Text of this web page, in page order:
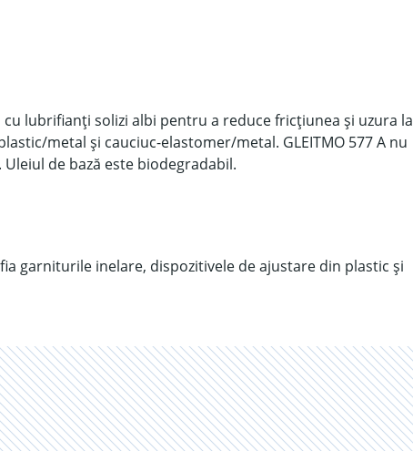
cu lubrifianți solizi albi pentru a reduce fricțiunea și uzura la
metal și cauciuc-elastomer/metal. GLEITMO 577 A nu
de bază este biodegradabil.
garniturile inelare, dispozitivele de ajustare din plastic și